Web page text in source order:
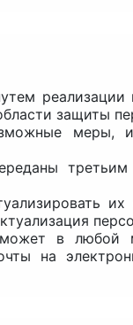
защиты
в любой
на